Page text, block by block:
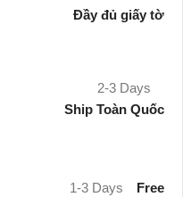
Đầy đủ giấy tờ
2-3 Days
Ship Toàn Quốc
1-3 Days Free